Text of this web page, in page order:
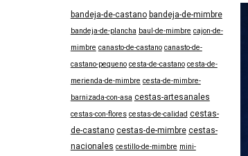
bandeja-de-castano bandeja-de-mimbre
bandeja-de-plancha baul-de-mimbre cajon-de-
mimbre canasto-de-castano canasto-de-
castano-pequeno cesta-de-castano cesta-de-
merienda-de-mimbre cesta-de-mimbre-
barnizada-con-asa cestas-artesanales
cestas-con-flores cestas-de-calidad cestas-
de-castano cestas-de-mimbre cestas-
nacionales cestillo-de-mimbre mini-